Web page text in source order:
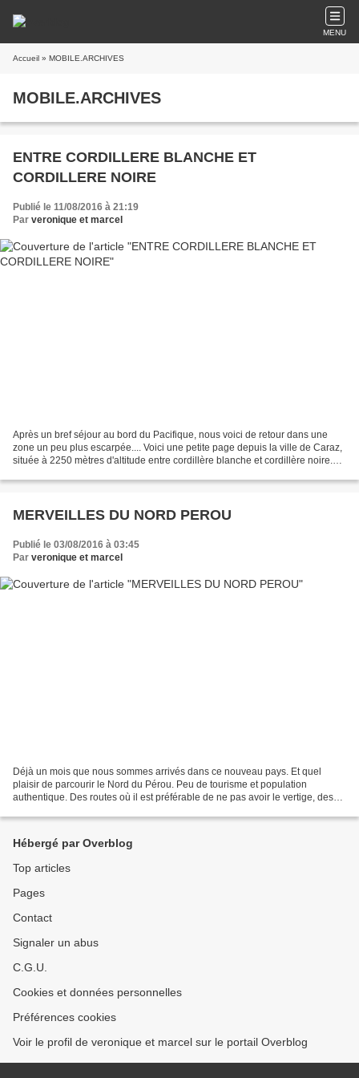
MENU
Accueil » MOBILE.ARCHIVES
MOBILE.ARCHIVES
ENTRE CORDILLERE BLANCHE ET
CORDILLERE NOIRE
Publié le 11/08/2016 à 21:19
Par veronique et marcel
Après un bref séjour au bord du Pacifique, nous voici de retour dans une
zone un peu plus escarpée.... Voici une petite page depuis la ville de Caraz,
située à 2250 mètres d'altitude entre cordillère blanche et cordillère noire.
MERVEILLES DU NORD PEROU
Publié le 03/08/2016 à 03:45
Par veronique et marcel
Déjà un mois que nous sommes arrivés dans ce nouveau pays. Et quel
plaisir de parcourir le Nord du Pérou. Peu de tourisme et population
authentique. Des routes où il est préférable de ne pas avoir le vertige, des
Hébergé par Overblog
Top articles
Pages
Contact
Signaler un abus
C.G.U.
Cookies et données personnelles
Préférences cookies
Voir le profil de veronique et marcel sur le portail Overblog